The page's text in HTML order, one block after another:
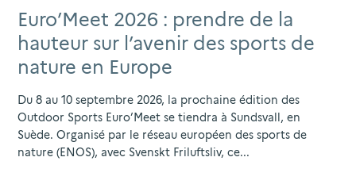
Euro’Meet 2026 : prendre de la
hauteur sur l’avenir des sports de
nature en Europe
Du 8 au 10 septembre 2026, la prochaine édition des
Outdoor Sports Euro’Meet se tiendra à Sundsvall, en
Suède. Organisé par le réseau européen des sports de
nature (ENOS), avec Svenskt Friluftsliv, ce...